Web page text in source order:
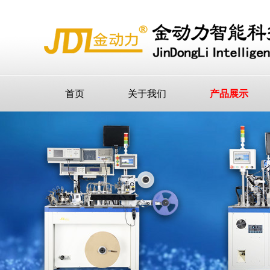
首页 关于我们 产品展示